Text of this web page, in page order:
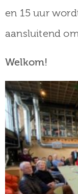
en 15 uur
aansluitend
Welkom!